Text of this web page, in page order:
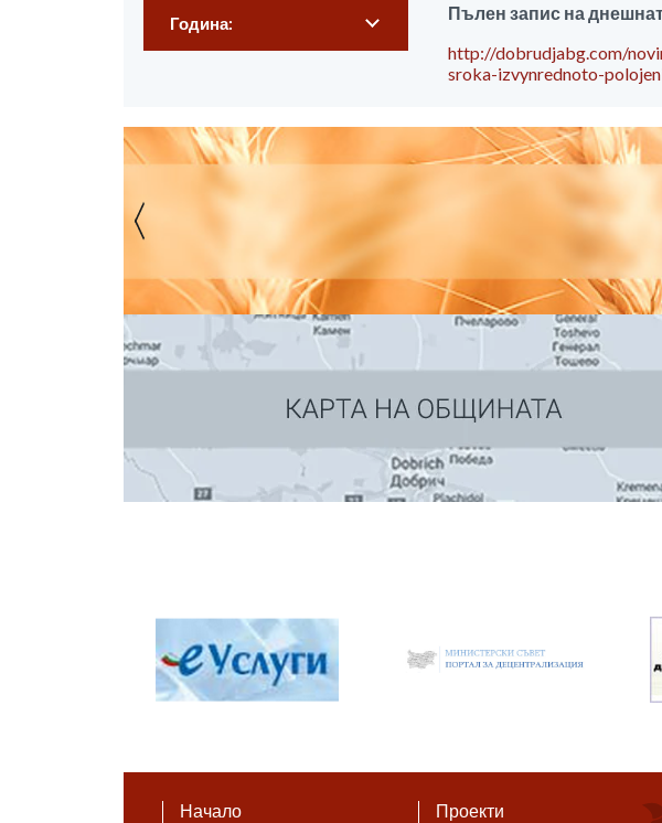
Година:
Пълен запис на
http://dobrudjabg.com/
sroka-izvynrednoto-
Начало Проекти